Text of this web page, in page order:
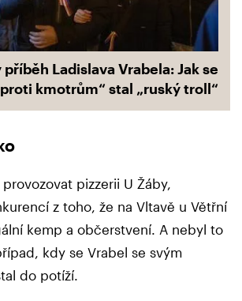
Ladislava Vrabela: Jak se
kmotrům“ stal „ruský troll“
pizzerii U Žáby,
z toho, že na Vltavě u Větřní
kemp a občerstvení. A nebyl to
kdy se Vrabel se svým
do potíží.